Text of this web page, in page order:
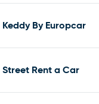
Keddy By Europcar
Street Rent a Car